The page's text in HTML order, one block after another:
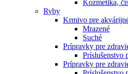
Kozmetika,
Ryby
Krmivo pre
Mrazené
Suché
Prípravky pre
Príslušenstvo
Prípravky pre